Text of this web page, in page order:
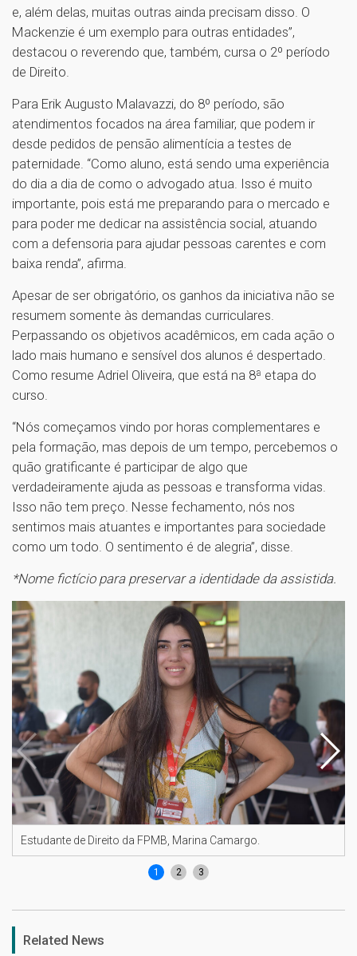
e, além delas, muitas outras ainda precisam disso. O
Mackenzie é um exemplo para outras entidades”,
destacou o reverendo que, também, cursa o 2º período
de Direito.
Para Erik Augusto Malavazzi, do 8º período, são
atendimentos focados na área familiar, que podem ir
desde pedidos de pensão alimentícia a testes de
paternidade. “Como aluno, está sendo uma experiência
do dia a dia de como o advogado atua. Isso é muito
importante, pois está me preparando para o mercado e
para poder me dedicar na assistência social, atuando
com a defensoria para ajudar pessoas carentes e com
baixa renda’’, afirma.
Apesar de ser obrigatório, os ganhos da iniciativa não se
resumem somente às demandas curriculares.
Perpassando os objetivos acadêmicos, em cada ação o
lado mais humano e sensível dos alunos é despertado.
Como resume Adriel Oliveira, que está na 8ª etapa do
curso.
“Nós começamos vindo por horas complementares e
pela formação, mas depois de um tempo, percebemos o
quão gratificante é participar de algo que
verdadeiramente ajuda as pessoas e transforma vidas.
Isso não tem preço. Nesse fechamento, nós nos
sentimos mais atuantes e importantes para sociedade
como um todo. O sentimento é de alegria”, disse.
*Nome fictício para preservar a identidade da assistida.
Estudante de Direito da FPMB, Marina Camargo.
1 2 3
Related News